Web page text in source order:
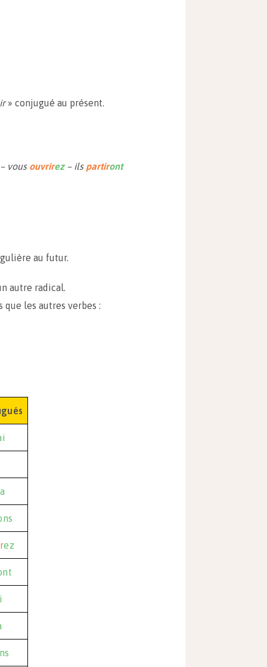
» conjugué au présent.
vous ouvrirez– ils partiront
au futur.
autre radical.
les autres verbes :
a
ez